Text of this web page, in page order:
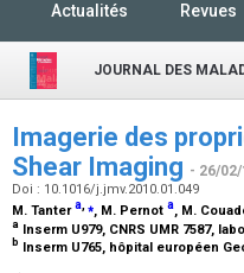
Actualités Revues
JOURNAL DES
Imagerie des
Shear Imaging - 26/
Doi : 10.1016/j.jmv.2010.01.049
M. Tantera ⁎, M. Pernot a, M.
a Inserm U979, CNRS UMR 7587,
b Inserm U765, hôpital européen